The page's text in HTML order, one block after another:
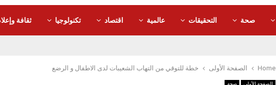
صحة التحقيقات عالمية اقتصاد تكنولوجيا ثقافة
Home الصفحة الأولى خطة للتوقي من التهاب الشعيبات لدى الاطفال و الرضع
الصفحة الأولى صحة